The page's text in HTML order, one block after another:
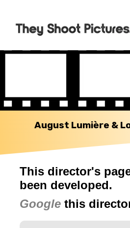
August Lumière &
This director's
been developed.
Google this